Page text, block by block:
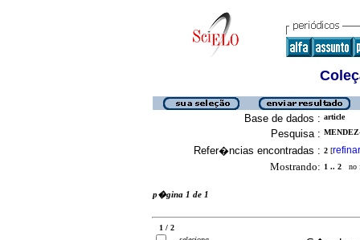
Base de dados : article
Pesquisa :
Refer�ncias encontradas : 2 [refinar
Mostrando: 1 .. 2 no
p�gina 1 de 1
1 / 2